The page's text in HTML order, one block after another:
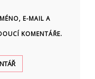
E-MAIL A
KOMENTÁŘE.